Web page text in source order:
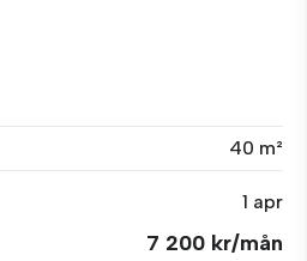
40 m²
1 apr
7 200 kr/mån